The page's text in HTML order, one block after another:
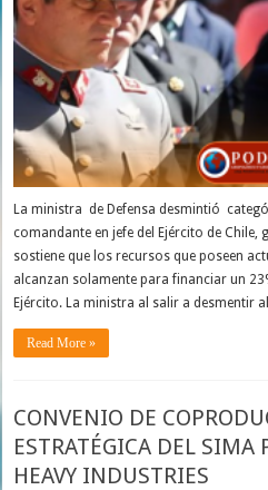
La ministra de Defensa desmintió
comandante en jefe del Ejército de Chile,
sostiene que los recursos que poseen
alcanzan solamente para financiar un
Ejército. La ministra al salir a desmentir
Read More »
CONVENIO DE
ESTRATÉGICA DEL SIMA
HEAVY INDUSTRIES